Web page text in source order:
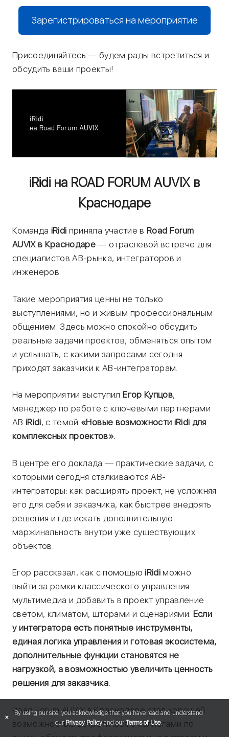
Зарегистрироваться на мероприятие
Присоединяйтесь — будем рады встретиться и
обсудить ваши проекты!
iRidi на ROAD FORUM AUVIX в
Краснодаре
Команда iRidi приняла участие в Road Forum
AUVIX в Краснодаре — отраслевой встрече для
специалистов АВ-рынка, интеграторов и
инженеров.
Такие мероприятия ценны не только
выступлениями, но и живым профессиональным
общением. Здесь можно спокойно обсудить
реальные задачи проектов, обменяться опытом
и услышать, с какими запросами сегодня
приходят заказчики к АВ-интеграторам.
На мероприятии выступил Егор Купцов,
менеджер по работе с ключевыми партнерами
АВiRidi, с темой «Новые возможности iRidi для
комплексных проектов».
В центре его доклада — практические задачи, с
которыми сегодня сталкиваются АВ-
интеграторы: как расширять проект, не усложняя
его для себя и заказчика, как быстрее внедрять
решения и где искать дополнительную
маржинальность внутри уже существующих
объектов.
Егор рассказал, как с помощьюiRidiможно
выйти за рамки классического управления
мультимедиа и добавить в проект управление
светом, климатом, шторами и сценариями. Если
у интегратора есть понятные инструменты,
единая логика управления и готовая экосистема,
дополнительные функции становятся не
нагрузкой, а возможностью увеличить ценность
решения для заказчика.
Road Forum AUVIX в Краснодаре стал хорошей
возможностью встретиться с коллегами по
×
By using our site, you acknowledge that you have read and understand
ourPrivacy Policyand ourTerms of Use.